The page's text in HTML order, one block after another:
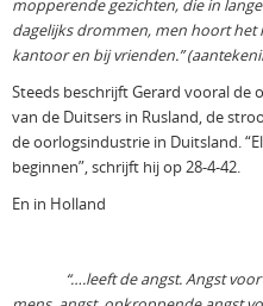
mopperende gezichten, die in
dagelijks drommen, men hoort het
kantoor en bij vrienden.”
Steeds beschrijft Gerard vooral de
van de Duitsers in Rusland, de
de oorlogsindustrie in Duitsland.
beginnen”, schrijft hij op 28-4-42.
En in Holland
“….leeft de angst. Angst voor